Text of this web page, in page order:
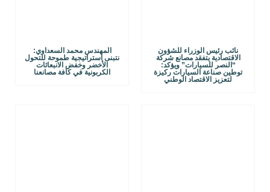
نائب رئيس الوزراء للشؤون
الاقتصادية يتفقد مصانع شركة
“النصر للسيارات” ويؤكد:
توطين صناعة السيارات ركيزة
لتعزيز الاقتصاد الوطني
المهندس محمد السعداوي:
نتبنى استراتيجية طموحة للتحول
الأخضر وخفض الانبعاثات
الكربونية في كافة مصانعنا